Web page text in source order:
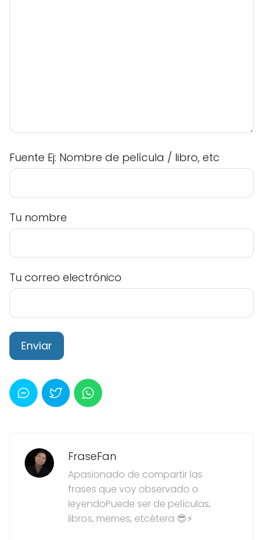
Fuente Ej: Nombre de película / libro, etc
Tu nombre
Tu correo electrónico
FraseFan
Apasionado de compartir las
frases que voy observado o
leyendoPuede ser de películas,
libros, memes, etcétera 😎⚡